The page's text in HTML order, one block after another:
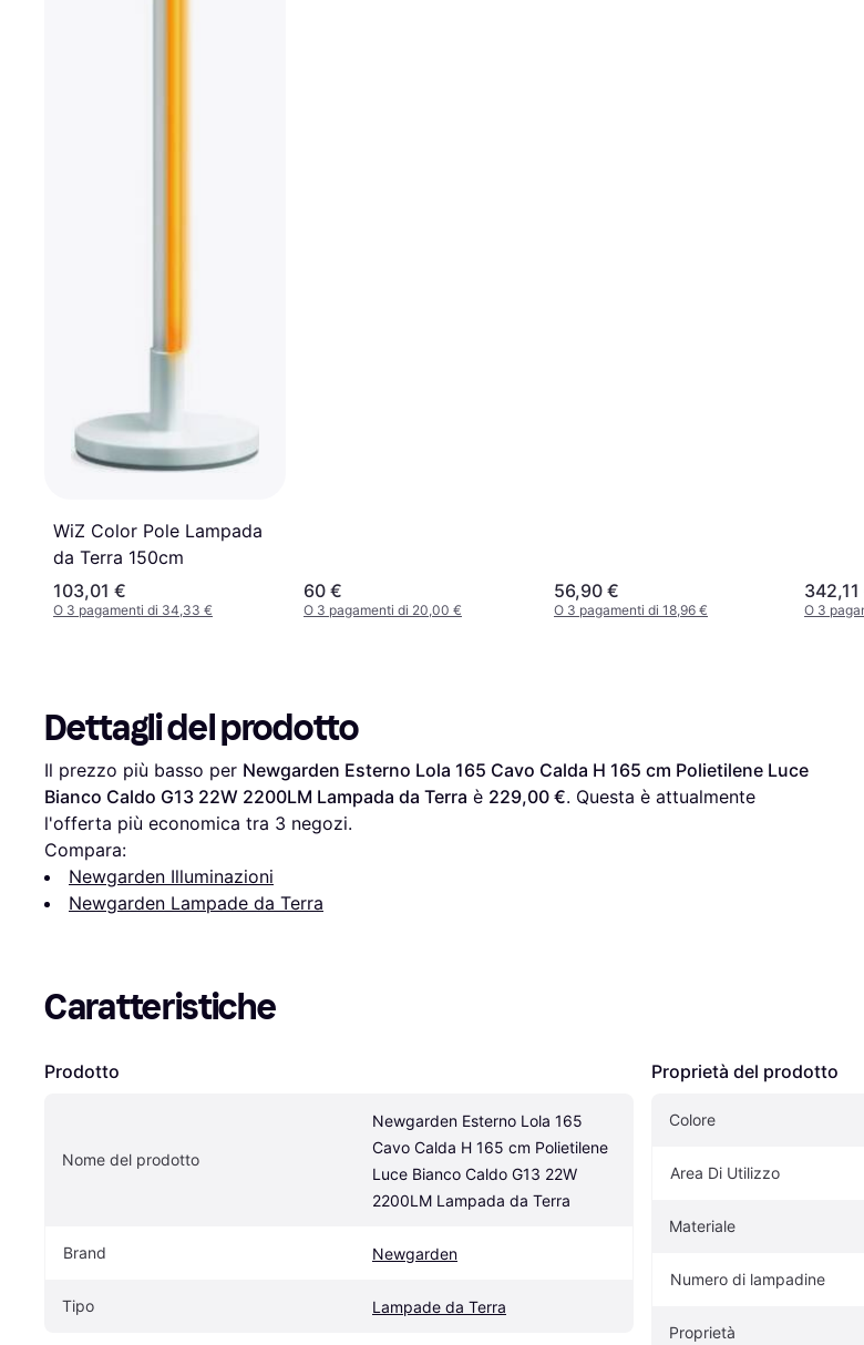
WiZ Color Pole Lampada
da Terra 150cm
103,01 €
O 3 pagamenti di 34,33 €
60 €
O 3 pagamenti di 20,00 €
56,90 €
O 3 pagamenti di 18,96 €
342,11
O 3
Dettagli del prodotto
Il prezzo più basso per Newgarden Esterno Lola 165 Cavo Calda H 165 cm Polietilene Luce
Bianco Caldo G13 22W 2200LM Lampada da Terra è 229,00 €. Questa è attualmente
l'offerta più economica tra 3 negozi.
Compara:
Newgarden Illuminazioni
Newgarden Lampade da Terra
Caratteristiche
Prodotto
Nome del prodotto
Newgarden Esterno Lola 165
Cavo Calda H 165 cm Polietilene
Luce Bianco Caldo G13 22W
2200LM Lampada da Terra
Brand Newgarden
Tipo Lampade da Terra
Proprietà del prodotto
Colore
Area Di Utilizzo
Materiale
Numero di lampadine
Proprietà